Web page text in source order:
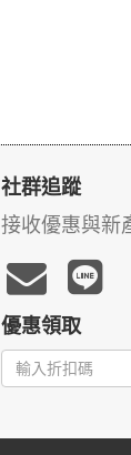
社群追蹤
接收優惠與新
優惠領取